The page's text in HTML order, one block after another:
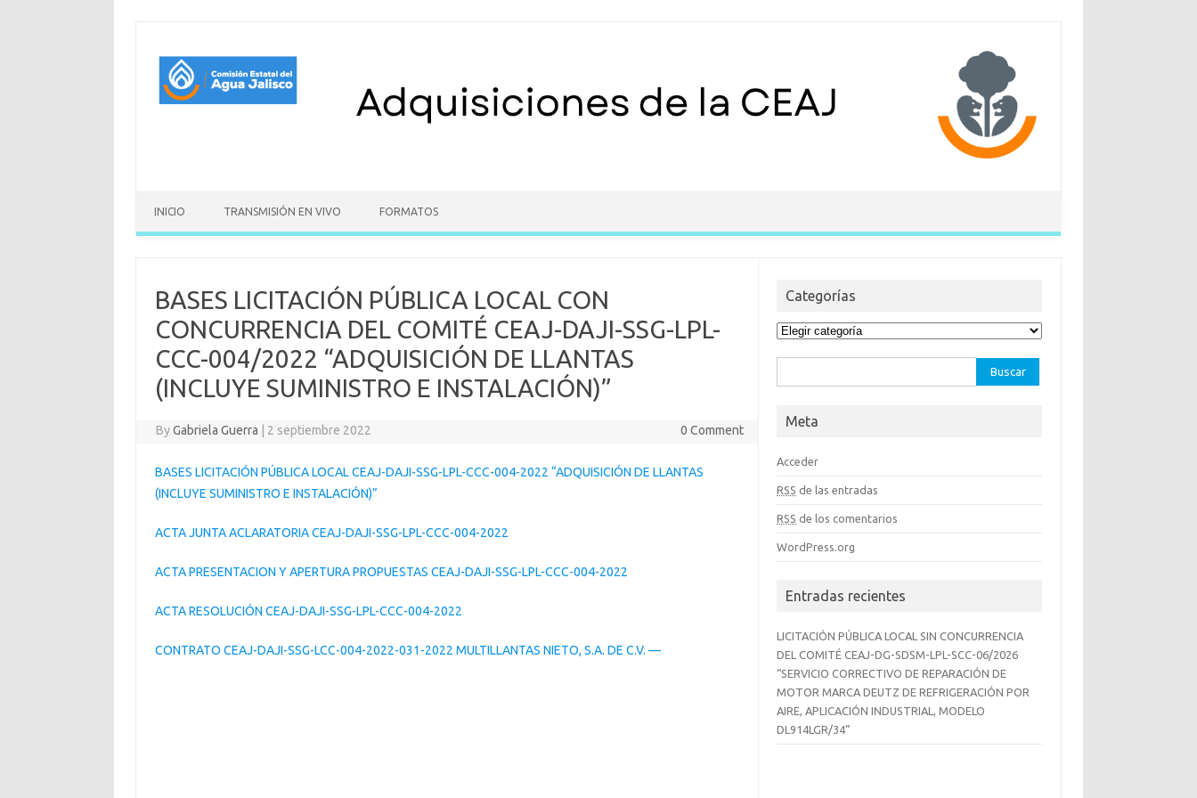
INICIO TRANSMISIÓN EN VIVO FORMATOS
BASES LICITACIÓN PÚBLICA LOCAL CON
CONCURRENCIA DEL COMITÉ CEAJ-DAJI-SSG-LPL-
CCC-004/2022 “ADQUISICIÓN DE LLANTAS
(INCLUYE SUMINISTRO E INSTALACIÓN)”
ByGabriela Guerra 2 septiembre 2022 0 Comment
BASES LICITACIÓN PÚBLICA LOCAL CEAJ-DAJI-SSG-LPL-CCC-004-2022 “ADQUISICIÓN DE LLANTAS
(INCLUYE SUMINISTRO E INSTALACIÓN)”
ACTA JUNTA ACLARATORIA CEAJ-DAJI-SSG-LPL-CCC-004-2022
ACTA PRESENTACION Y APERTURA PROPUESTAS CEAJ-DAJI-SSG-LPL-CCC-004-2022
ACTA RESOLUCIÓN CEAJ-DAJI-SSG-LPL-CCC-004-2022
CONTRATO CEAJ-DAJI-SSG-LCC-004-2022-031-2022 MULTILLANTAS NIETO, S.A. DE C.V. —
Categorías
Categorías
Meta
Acceder
RSS de las entradas
RSS de los comentarios
WordPress.org
Entradas recientes
LICITACIÓN PÚBLICA LOCAL SIN CONCURRENCIA
DEL COMITÉ CEAJ-DG-SDSM-LPL-SCC-06/2026
“SERVICIO CORRECTIVO DE REPARACIÓN DE
MOTOR MARCA DEUTZ DE REFRIGERACIÓN POR
AIRE, APLICACIÓN INDUSTRIAL, MODELO
DL914LGR/34”